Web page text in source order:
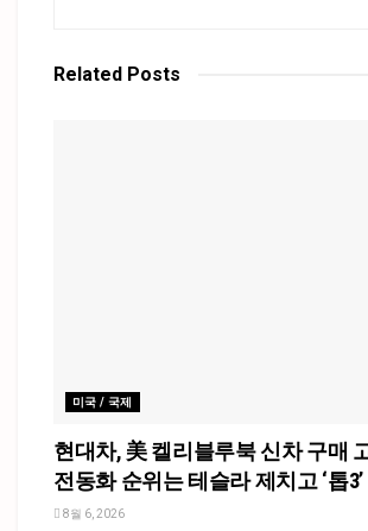
Related Posts
미국 / 국제
현대차, 美 켈리블루북 신차 구매
전동화 순위는 테슬라 제치고 ‘톱3’
8월 6, 2026